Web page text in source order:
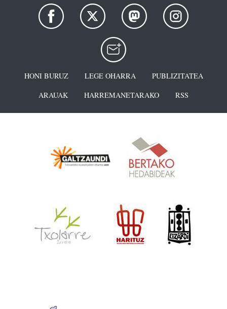
HONI BURUZ LEGE OHARRA
PUBLIZITATEA
ARAUAK
HARREMANETARAKO RSS